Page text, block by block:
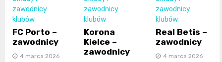
zawodnicy
klubów
FC Porto –
zawodnicy
4 marca 2026
zawodnicy
klubów
Korona
Kielce –
zawodnicy
zawodnicy
klubów
Real Betis –
zawodnicy
4 marca 2026